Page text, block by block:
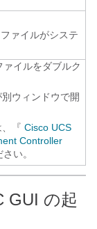
ファイルがシステ
ァイルをダブルク
ウィンドウで開
『 Cisco UCS
Controller
い。
GUI の起